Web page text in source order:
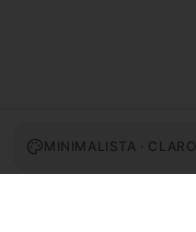
MINIMALISTA · CLARO